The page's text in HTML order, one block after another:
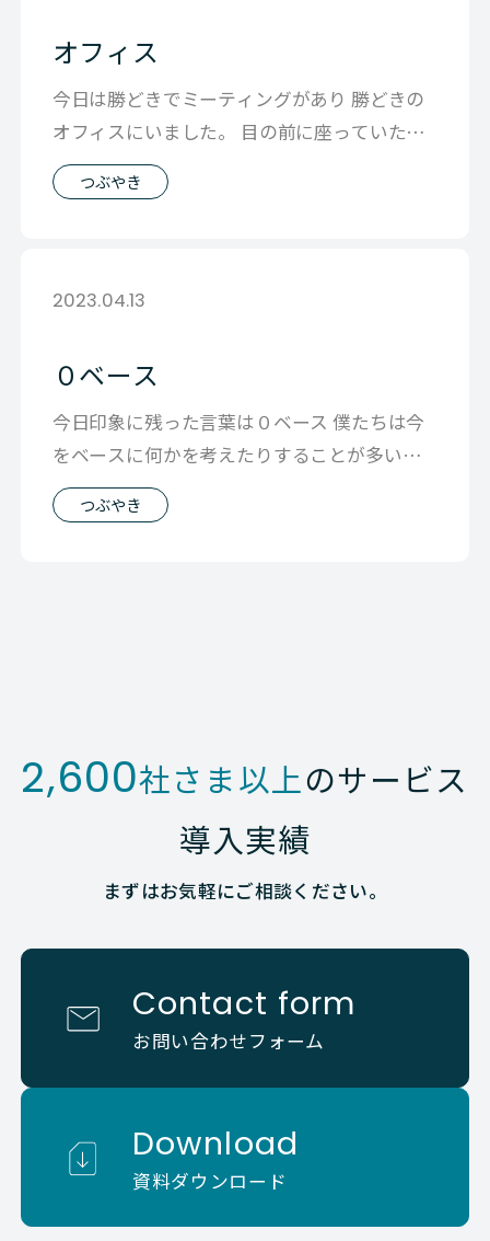
オフィス
今日は勝どきでミーティングがあり 勝どきの
オフィスにいました。 目の前に座っていたメ
ンバーの会話をきいて 今なにが売れて
つぶやき
2023.04.13
０ベース
今日印象に残った言葉は０ベース 僕たちは今
をベースに何かを考えたりすることが多いで
す。 けど、いったん全部まっさらにでき
つぶやき
2,600社さま以上のサービス
導入実績
まずはお気軽にご相談ください。
Contact form
お問い合わせフォーム
Download
資料ダウンロード